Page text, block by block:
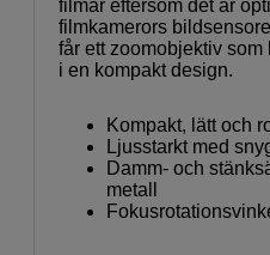
filmar eftersom det är
filmkamerors
får ett zoomobjektiv
i en kompakt design.
Kompakt, lätt och
Ljusstarkt med
Damm- och
metall